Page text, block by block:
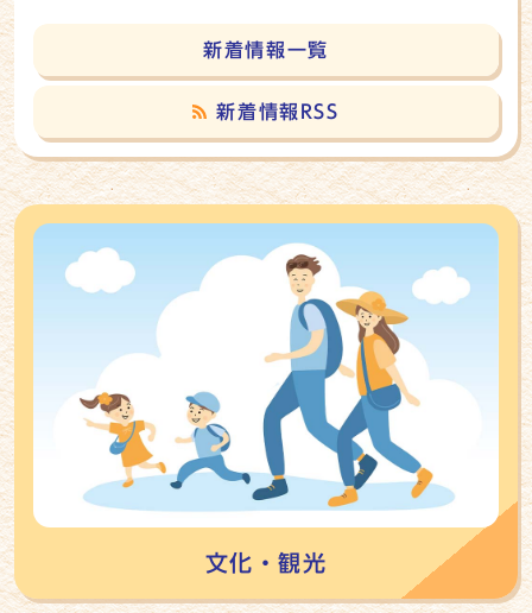
新着情報一覧
新着情報RSS
ピックアップ
文化・観光